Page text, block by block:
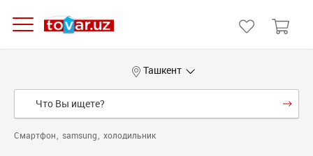
Ташкент
Смартфон samsung холодильник